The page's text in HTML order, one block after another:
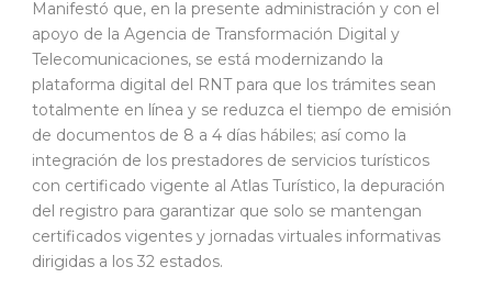
Manifestó que, en la presente administración y con el
apoyo de la Agencia de Transformación Digital y
Telecomunicaciones, se está modernizando la
plataforma digital del RNT para que los trámites sean
totalmente en línea y se reduzca el tiempo de emisión
de documentos de 8 a 4 días hábiles; así como la
integración de los prestadores de servicios turísticos
con certificado vigente al Atlas Turístico, la depuración
del registro para garantizar que solo se mantengan
certificados vigentes y jornadas virtuales informativas
dirigidas a los 32 estados.